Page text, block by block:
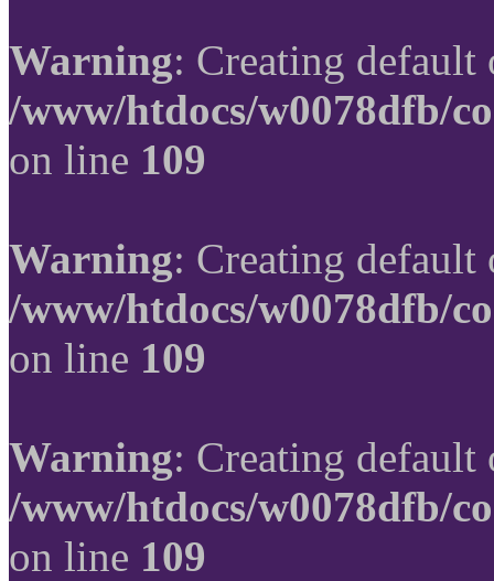
Warning: Creating
/www/htdocs/w0078dfb/
on line 109
Warning: Creating
/www/htdocs/w0078dfb/
on line 109
Warning: Creating
/www/htdocs/w0078dfb/
on line 109